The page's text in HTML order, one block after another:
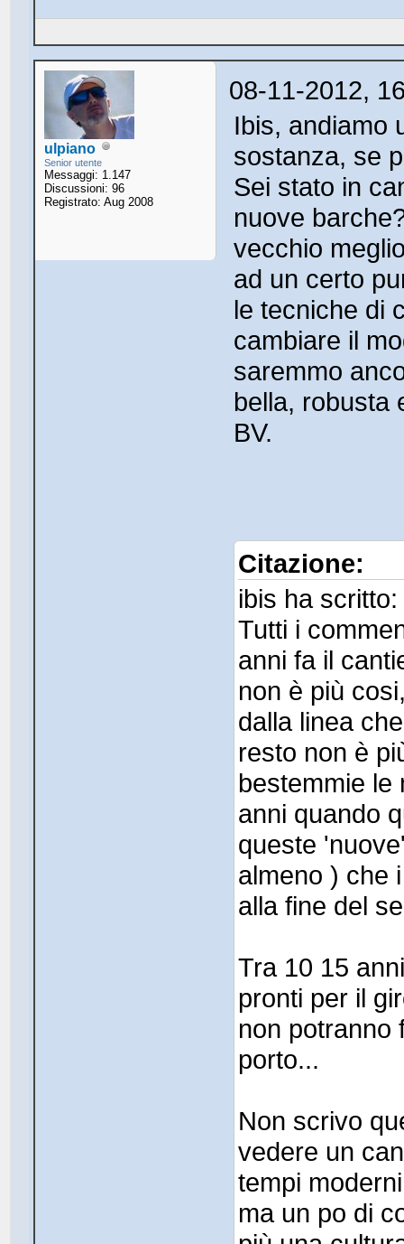
ulpiano
Senior utente
Messaggi: 1.147
Discussioni: 96
Registrato: Aug 2008
08-11-2012,
Ibis, andiamo
sostanza, se
Sei stato in
nuove
vecchio
ad un certo
le tecniche di
cambiare il
saremmo
bella, robusta
BV.
Citazione:
ibis ha scritto:
Tutti i
anni fa il
non è più
dalla linea
resto non è
bestemmie le
anni quando
queste
almeno ) che
alla fine del
Tra 10 15
pronti per il
non potranno
porto...
Non scrivo
vedere un
tempi
ma un po di